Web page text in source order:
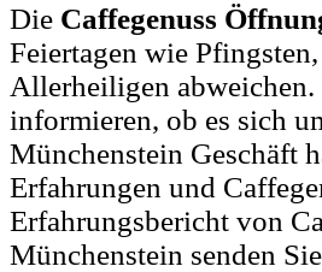
Die Caffegenuss
Feiertagen wie
Allerheiligen
informieren, ob es sich
Münchenstein Geschäft
Erfahrungen und
Erfahrungsbericht von
Münchenstein senden